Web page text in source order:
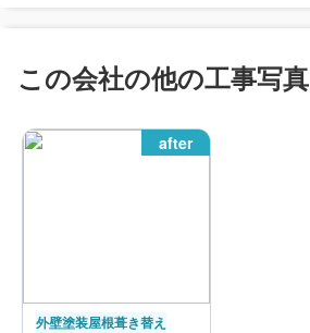
この会社の他の工事写真
after
外壁塗装屋根葺き替え